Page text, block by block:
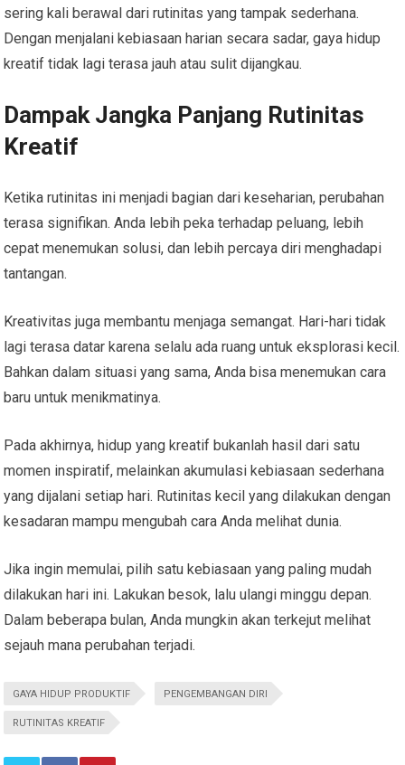
sering kali berawal dari rutinitas yang tampak sederhana.
Dengan menjalani kebiasaan harian secara sadar, gaya hidup
kreatif tidak lagi terasa jauh atau sulit dijangkau.
Dampak Jangka Panjang Rutinitas
Kreatif
Ketika rutinitas ini menjadi bagian dari keseharian, perubahan
terasa signifikan. Anda lebih peka terhadap peluang, lebih
cepat menemukan solusi, dan lebih percaya diri menghadapi
tantangan.
Kreativitas juga membantu menjaga semangat. Hari-hari tidak
lagi terasa datar karena selalu ada ruang untuk eksplorasi kecil.
Bahkan dalam situasi yang sama, Anda bisa menemukan cara
baru untuk menikmatinya.
Pada akhirnya, hidup yang kreatif bukanlah hasil dari satu
momen inspiratif, melainkan akumulasi kebiasaan sederhana
yang dijalani setiap hari. Rutinitas kecil yang dilakukan dengan
kesadaran mampu mengubah cara Anda melihat dunia.
Jika ingin memulai, pilih satu kebiasaan yang paling mudah
dilakukan hari ini. Lakukan besok, lalu ulangi minggu depan.
Dalam beberapa bulan, Anda mungkin akan terkejut melihat
sejauh mana perubahan terjadi.
GAYA HIDUP PRODUKTIF PENGEMBANGAN DIRI
RUTINITAS KREATIF